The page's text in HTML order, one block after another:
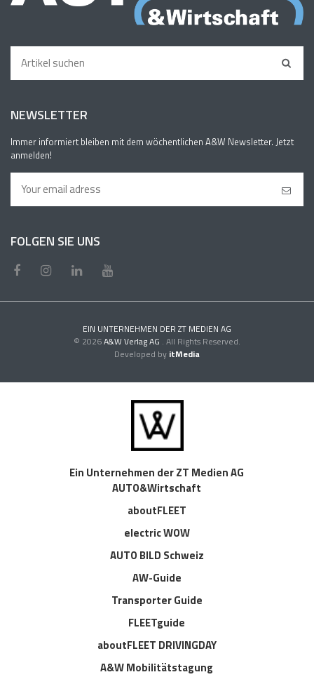
NEWSLETTER
Immer informiert bleiben mit dem wöchentlichen A&W Newsletter. Jetzt
anmelden!
FOLGEN SIE UNS
EIN UNTERNEHMEN DER ZT MEDIEN AG
© 2026A&W Verlag AG . All Rights Reserved.
Developed by itMedia
Ein Unternehmen der ZT Medien AG
AUTO&Wirtschaft
aboutFLEET
electric WOW
AUTO BILD Schweiz
AW-Guide
Transporter Guide
FLEETguide
aboutFLEET DRIVINGDAY
A&W Mobilitätstagung